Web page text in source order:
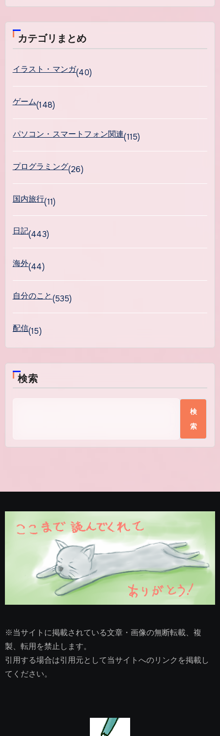
カテゴリまとめ
イラスト・マンガ(40)
ゲーム(148)
パソコン・スマートフォン関連(115)
プログラミング(26)
国内旅行(11)
日記(443)
海外(44)
自分のこと(535)
配信(15)
検索
検
索
※当サイトに掲載されている文章・画像の無断転載、複
製、転用を禁止します。
引用する場合は引用元として当サイトへのリンクを掲載し
てください。